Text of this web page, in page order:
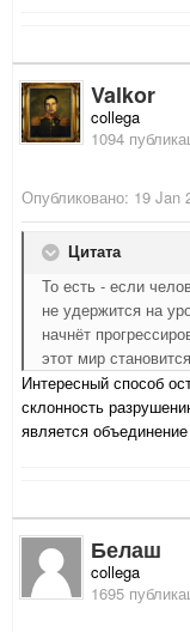
Valkor
collega
1094
Опубликовано: 19 Jan
Цитата
То есть - если
не удержится на
начнёт
этот мир
Интересный способ
склонность
является
Белаш
collega
1695